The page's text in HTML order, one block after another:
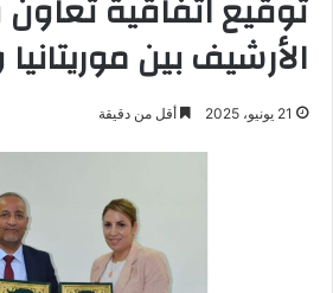
الأرشيف بين
21 يونيو، 2025 أقل من دقيقة